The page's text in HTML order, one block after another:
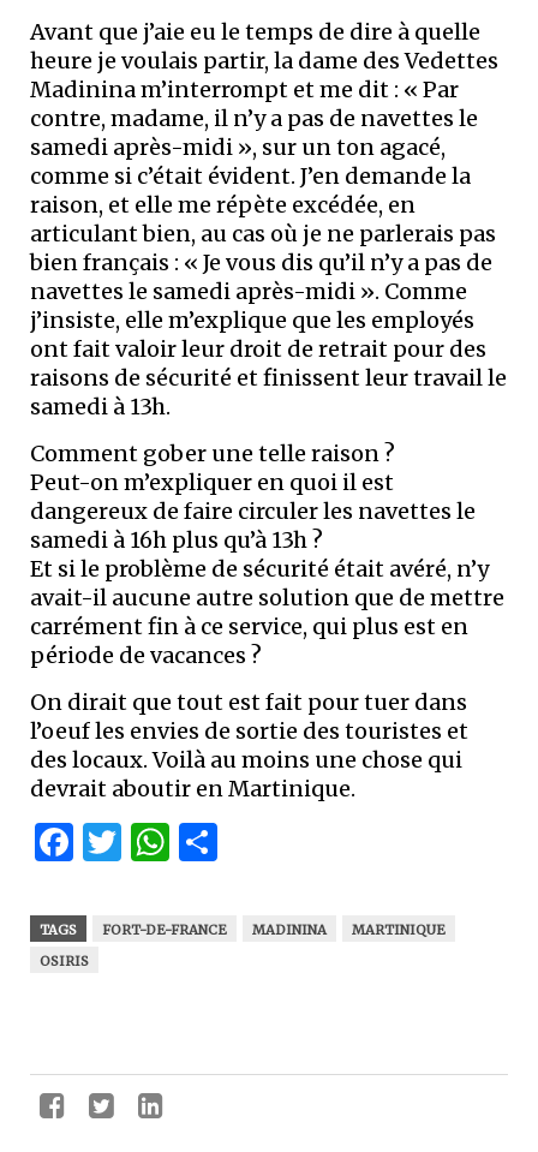
Avant que j’aie eu le temps de dire à quelle
heure je voulais partir, la dame des Vedettes
Madinina m’interrompt et me dit : « Par
contre, madame, il n’y a pas de navettes le
samedi après-midi », sur un ton agacé,
comme si c’était évident. J’en demande la
raison, et elle me répète excédée, en
articulant bien, au cas où je ne parlerais pas
bien français : « Je vous dis qu’il n’y a pas de
navettes le samedi après-midi ». Comme
j’insiste, elle m’explique que les employés
ont fait valoir leur droit de retrait pour des
raisons de sécurité et finissent leur travail le
samedi à 13h.
Comment gober une telle raison ?
Peut-on m’expliquer en quoi il est
dangereux de faire circuler les navettes le
samedi à 16h plus qu’à 13h ?
Et si le problème de sécurité était avéré, n’y
avait-il aucune autre solution que de mettre
carrément fin à ce service, qui plus est en
période de vacances ?
On dirait que tout est fait pour tuer dans
l’oeuf les envies de sortie des touristes et
des locaux. Voilà au moins une chose qui
devrait aboutir en Martinique.
Facebook
Twitter
WhatsApp
TAGS FORT-DE-FRANCE MADININA
MARTINIQUE
OSIRIS